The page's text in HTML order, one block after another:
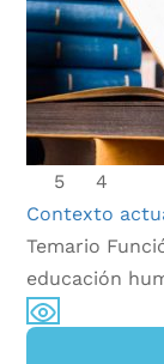
5
4
Contexto
Temario
educación